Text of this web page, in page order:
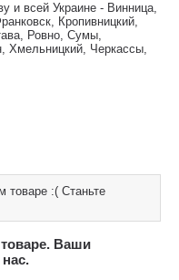
и всей Украине - Винница,
Кропивницкий,
Ровно, Сумы,
Хмельницкий, Черкассы,
товаре :( Станьте
Ваши